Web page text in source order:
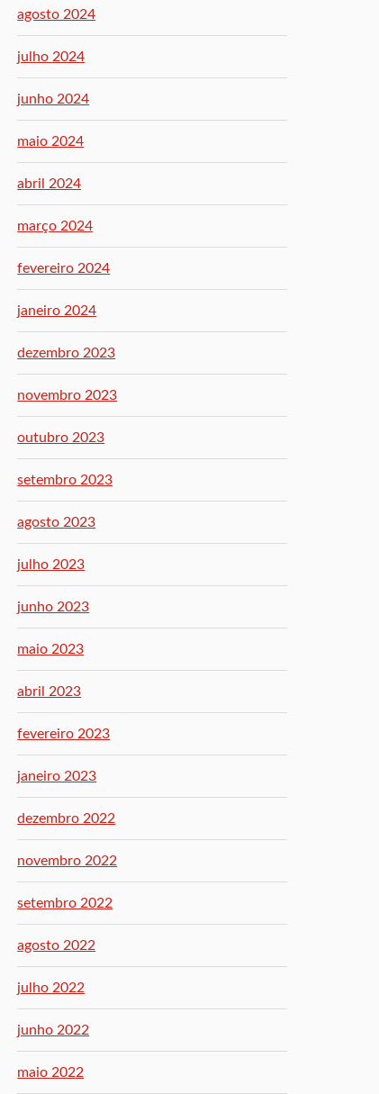
agosto 2024
julho 2024
junho 2024
maio 2024
abril 2024
março 2024
fevereiro 2024
janeiro 2024
dezembro 2023
novembro 2023
outubro 2023
setembro 2023
agosto 2023
julho 2023
junho 2023
maio 2023
abril 2023
fevereiro 2023
janeiro 2023
dezembro 2022
novembro 2022
setembro 2022
agosto 2022
julho 2022
junho 2022
maio 2022